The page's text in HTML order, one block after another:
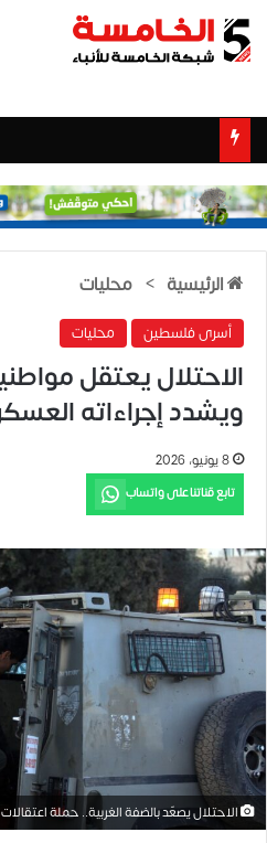
الرئيسية > محليات
أسرى فلسطين محليات
الاحتلال يعتقل
ويشدد إجراءاته
8 يونيو، 2026
تابع قناتنا على واتساب
الاحتلال يصعّد بالضفة الغربية.. حملة